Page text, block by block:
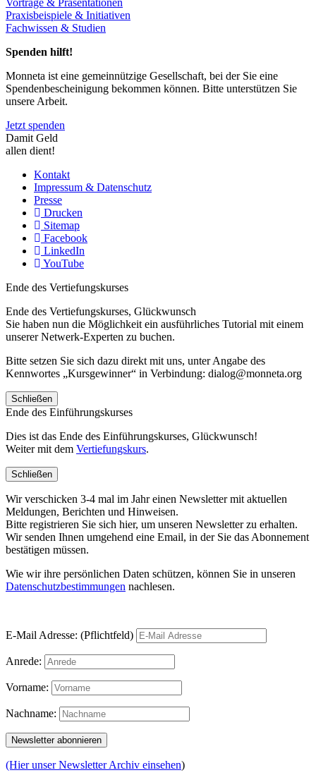
Praxisbeispiele & Initiativen
Fachwissen & Studien
Spenden hilft!
Monneta ist eine gemeinnützige Gesellschaft, bei der Sie eine
Spendenbescheinigung bekommen können. Bitte unterstützen Sie
unsere Arbeit.
Jetzt spenden
Damit Geld
allen dient!
Kontakt
Impressum & Datenschutz
Presse
Drucken
Sitemap
Facebook
LinkedIn
YouTube
Ende des Vertiefungskurses
Ende des Vertiefungskurses, Glückwunsch
Sie haben nun die Möglichkeit ein ausführliches Tutorial mit einem
unserer Netwerk-Experten zu buchen.
Bitte setzen Sie sich dazu direkt mit uns, unter Angabe des
Kennwortes „Kursgewinner“ in Verbindung: dialog@monneta.org
Schließen
Ende des Einführungskurses
Dies ist das Ende des Einführungskurses, Glückwunsch!
Weiter mit dem Vertiefungskurs.
Schließen
Wir verschicken 3-4 mal im Jahr einen Newsletter mit aktuellen
Meldungen, Berichten und Hinweisen.
Bitte registrieren Sie sich hier, um unseren Newsletter zu erhalten.
Wir senden Ihnen umgehend eine Email, in der Sie das Abonnement
bestätigen müssen.
Wie wir ihre persönlichen Daten schützen, können Sie in unseren
Datenschutzbestimmungen nachlesen.
E-Mail Adresse: (Pflichtfeld)
Anrede:
Vorname:
Nachname:
(Hier unser Newsletter Archiv einsehen)